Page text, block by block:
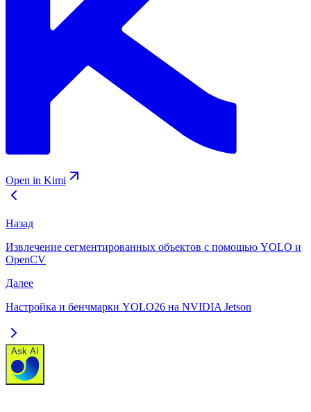
Open in Kimi
Назад
Извлечение сегментированных объектов с помощью YOLO и
OpenCV
Далее
Настройка и бенчмарки YOLO26 на NVIDIA Jetson
Ask AI